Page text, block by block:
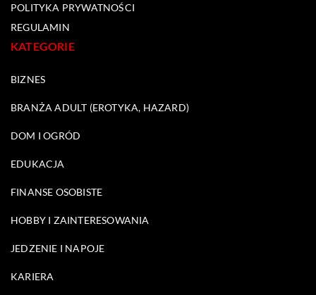
POLITYKA PRYWATNOŚCI
REGULAMIN
KATEGORIE
BIZNES
BRANŻA ADULT (EROTYKA, HAZARD)
DOM I OGRÓD
EDUKACJA
FINANSE OSOBISTE
HOBBY I ZAINTERESOWANIA
JEDZENIE I NAPOJE
KARIERA